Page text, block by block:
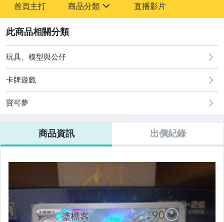
首頁主打 商品分類
成人專區
玩具、模型與公仔
偶像、球員卡與郵幣
直播影片
玩具、模型與公仔
卡牌遊戲
寶可夢
商品資訊 出價紀錄